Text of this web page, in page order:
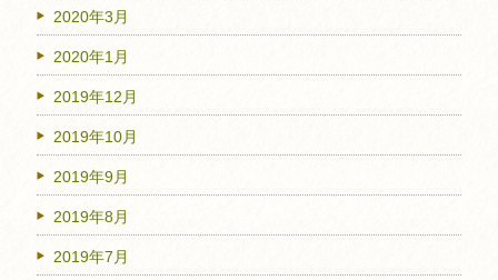
2020年3月
2020年1月
2019年12月
2019年10月
2019年9月
2019年8月
2019年7月